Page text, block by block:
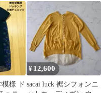
手 N2995
模様 ド
¥ 12,600
sacai luck 裾シフォンニ